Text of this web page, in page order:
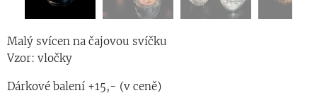
Malý svícen na čajovou svíčku
Vzor: vločky
Dárkové balení +15,- (v ceně)